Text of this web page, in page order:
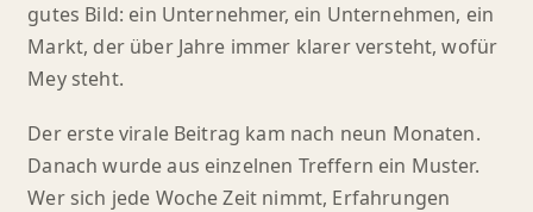
gutes Bild: ein Unternehmer, ein Unternehmen, ein
Markt, der über Jahre immer klarer versteht, wofür
Mey steht.
Der erste virale Beitrag kam nach neun Monaten.
Danach wurde aus einzelnen Treffern ein Muster.
Wer sich jede Woche Zeit nimmt, Erfahrungen